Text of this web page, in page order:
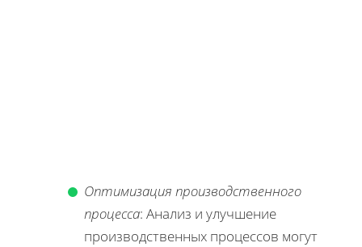
Оптимизация производственного
процесса: Анализ и улучшение
производственных процессов могут